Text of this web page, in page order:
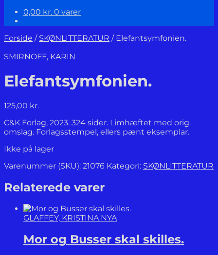
0,00 kr. 0 varer
Forside / SKØNLITTERATUR / Elefantsymfonien.
SMIRNOFF, KARIN
Elefantsymfonien.
125,00 kr.
C&K Forlag, 2023. 324 sider. Limhæftet med orig.
omslag. Forlagsstempel, ellers pænt eksemplar.
Ikke på lager
Varenummer (SKU): 21076 Kategori: SKØNLITTERATUR
Relaterede varer
GLAFFEY, KRISTINA NYA
Mor og Busser skal skilles.